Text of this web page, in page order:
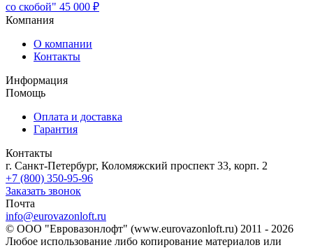
со скобой" 45 000 ₽
Компания
О компании
Контакты
Информация
Помощь
Оплата и доставка
Гарантия
Контакты
г. Санкт-Петербург, Коломяжский проспект 33, корп. 2
+7 (800) 350-95-96
Заказать звонок
Почта
info@eurovazonloft.ru
© ООО "Евровазонлофт" (www.eurovazonloft.ru) 2011 - 2026
Любое использование либо копирование материалов или